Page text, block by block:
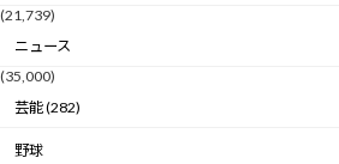
(21,739)
ニュース
(35,000)
芸能 (282)
野球